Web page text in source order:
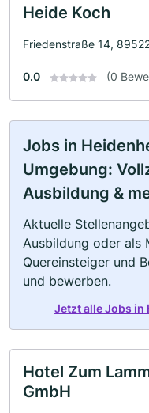
Heide Koch
Friedenstraße 14,
0.0 (0
Jobs in
Umgebung:
Ausbildung &
Aktuelle
Ausbildung oder als
Quereinsteiger und
und bewerben.
Jetzt alle Jobs in
Hotel Zum
GmbH